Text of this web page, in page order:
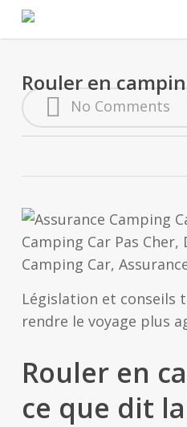
Skip
contentRouler en
No Comments
Législation et conseils
rendre le voyage plus
Rouler en
ce que dit